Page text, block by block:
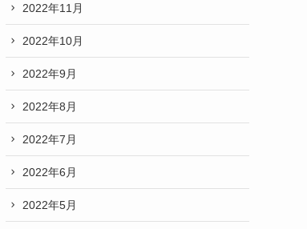
2022年11月
2022年10月
2022年9月
2022年8月
2022年7月
2022年6月
2022年5月